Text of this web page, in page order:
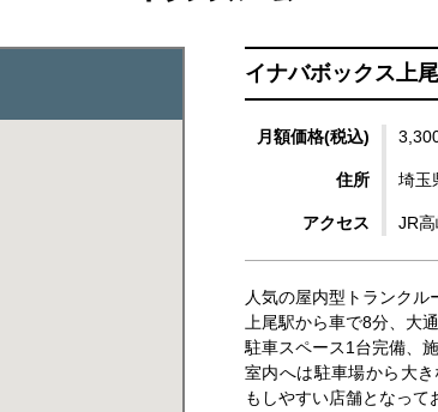
イナバボックス上
月額価格(税込)
住所 埼玉
アクセス JR
人気の屋内型トランクル
上尾駅から車で8分、大
駐車スペース1台完備、
室内へは駐車場から大
もしやすい店舗となって